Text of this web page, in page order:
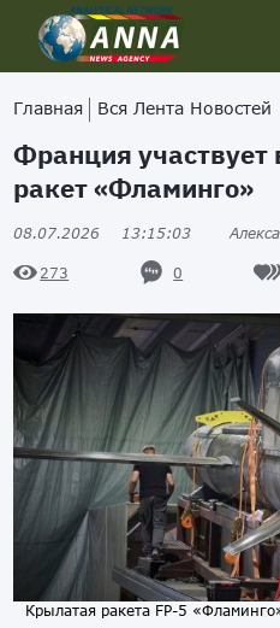
Главная Вся Лента Новостей
Франция участвует
ракет «Фламинго»
08.07.2026 13:15:03
273 0
Крылатая ракета FP-5